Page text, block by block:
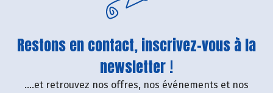
Restons en contact, inscrivez-vous à la
newsletter !
....et retrouvez nos offres, nos événements et nos